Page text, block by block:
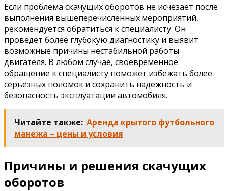
Если проблема скачущих оборотов не исчезает после
выполнения вышеперечисленных мероприятий,
рекомендуется обратиться к специалисту. Он
проведет более глубокую диагностику и выявит
возможные причины нестабильной работы
двигателя. В любом случае, своевременное
обращение к специалисту поможет избежать более
серьезных поломок и сохранить надежность и
безопасность эксплуатации автомобиля.
Читайте также: Аренда крытого футбольного
манежа – цены и условия
Причины и решения скачущих
оборотов